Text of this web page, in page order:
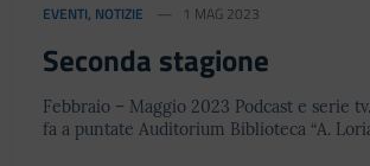
Festa del Racconto
IL CASTELLO DEI RAGAZZI
EVENTI, NOTIZIE 1 MAG 2023
Seconda stagione
Febbraio – Maggio 2023 Podcast e serie
fa a puntate Auditorium Biblioteca “A.